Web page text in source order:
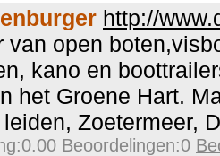
http://
van open
kano en
het Groene Hart.
Zoetermeer,
Beoordelingen:0